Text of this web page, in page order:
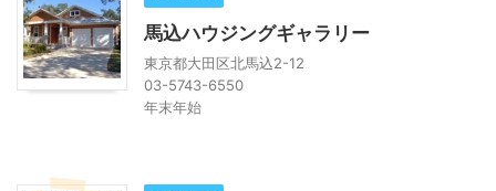
馬込ハウジングギャラリー
東京都大田区北馬込2-12
03-5743-6550
年末年始